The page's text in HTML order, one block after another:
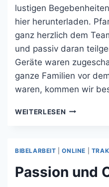
lustigen
hier herunterladen.
ganz herzlich dem
und passiv daran
Geräte waren
ganze Familien vor
waren, kommen wir
WEITERLESEN
(ONLINE)
BIBELARBEIT |ONLINE
Passion und